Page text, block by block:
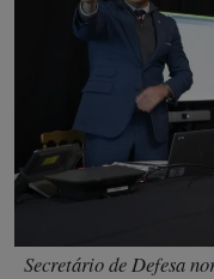
Secretário de Defesa